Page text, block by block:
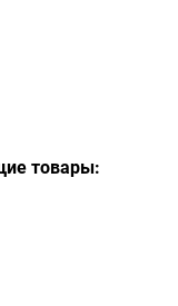
товары: